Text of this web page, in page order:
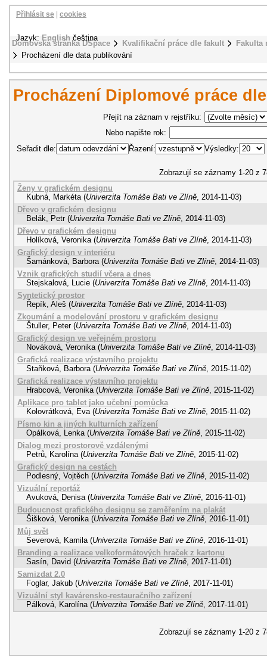
Domovská stránka DSpace Kvalifikační práce dle fakult
Procházení dle data publikování
Přihlásit se cookies
Jazyk: English čeština
Procházení Diplomové práce
Přejít na záznam v rejstříku:
Nebo napište rok:
Seřadit dle:
Řazení: Výsledky:
Zobrazují se záznamy 1-20 z
Ženy v grafickém designu
Kubná, Markéta (Univerzita Tomáše Bati ve Zlíně, 2014-11-03)
Dřevo v grafickém designu
Belák, Petr (Univerzita Tomáše Bati ve Zlíně, 2014-11-03)
Dřevo v grafickém designu
Holíková, Veronika (Univerzita Tomáše Bati ve Zlíně, 2014-11-03)
Grafický design v interiéru
Šamánková, Barbora (Univerzita Tomáše Bati ve Zlíně, 2014-11-03)
Vznik grafických studií včera a dnes
Stejskalová, Lucie (Univerzita Tomáše Bati ve Zlíně, 2014-11-03)
Syntetický prostor
Řepík, Aleš (Univerzita Tomáše Bati ve Zlíně, 2014-11-03)
Zkoumání a modelování prostoru v grafickém designu
Štuller, Peter (Univerzita Tomáše Bati ve Zlíně, 2014-11-03)
Grafický design ve veřejném prostoru
Nováková, Veronika (Univerzita Tomáše Bati ve Zlíně, 2014-11-03)
Grafická realizace výstavního projektu
Staňková, Barbora (Univerzita Tomáše Bati ve Zlíně, 2015-11-02)
Grafická realizace výstavního projektu
Hrabcová, Veronika (Univerzita Tomáše Bati ve Zlíně, 2015-11-02)
Aplikace pro tablet jako učební pomůcka
Kolovrátková, Eva (Univerzita Tomáše Bati ve Zlíně, 2015-11-02)
Písmo kin a jiných kulturních zařízení
Opálková, Lenka (Univerzita Tomáše Bati ve Zlíně, 2015-11-02)
Dialog mezi prostorově vzdálenými
Petrů, Karolína (Univerzita Tomáše Bati ve Zlíně, 2015-11-02)
Grafický design na cestách
Podlesný, Vojtěch (Univerzita Tomáše Bati ve Zlíně, 2015-11-02)
Vizuální reportáž
Avuková, Denisa (Univerzita Tomáše Bati ve Zlíně, 2016-11-01)
Budoucnost grafického designu se zaměřením na plakát
Šišková, Veronika (Univerzita Tomáše Bati ve Zlíně, 2016-11-01)
Můj svět
Severová, Kamila (Univerzita Tomáše Bati ve Zlíně, 2016-11-01)
Branding a realizace velkoformátových hraček z kartonu
Sasín, David (Univerzita Tomáše Bati ve Zlíně, 2017-11-01)
Samizdat 2.0
Foglar, Jakub (Univerzita Tomáše Bati ve Zlíně, 2017-11-01)
Vizuální styl kavárensko-restauračního zařízení
Pálková, Karolína (Univerzita Tomáše Bati ve Zlíně, 2017-11-01)
Zobrazují se záznamy 1-20 z